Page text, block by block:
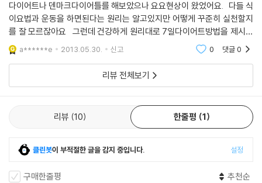
에 음식 과민증이 있다면 좋은 음식을 먹어도 소화력이 떨어져 필요한 영
양소를 제대로 흡수하지 못하게 된다. 또 비타민과 미네랄이 부족하면 몸
은 대사작용을 원활하게 수행하지 못한다. 이렇게 되면 몸의 에너지 수치
가 낮아져 결과적으로 과식을 유발하고 체중 조절에 실패하게 된다.
이 책에서 소개하는 4주 다이어트 식단은 ‘공류보감(空流補減)’의 기본
원리에 입각해 각 단계별로 적합한 레시피를 아침, 점심, 저녁으로 먹을 수
있도록 구성했다. 1단계에서는 해독, 2단계에서는 순환, 3단계에서는 보
충에 중점을 두고 레시피를 개발했다. 특히 다이어트에 좋은 식재료를 선
조리법을 레시피에 적용했다.
7일씩 세련되게 내 몸 디자인하는 1달 운동 프로그램
다이어트나 덴마크다이어틀를 해보았으나 요요현상이 왔었어요. 다들 식
이요법과 운동을 하면된다는 원리는 알고있지만 어떻게 꾸준히 실천할지
를 잘 모르잖아요 그런데 건강하게 원리대로 7일다이어트방법을 제시한
게 좋고, 특히나 자취하는 제게 레시피가 있는것도 도움이 되어 좋았어요
건강
a******e 2013.05.30. 신고 0 댓글0
리뷰 전체보기
리뷰 10 한줄평 1
클린봇이 부적절한 글을 감지 중입니다. 설정
구매한줄평 추천순